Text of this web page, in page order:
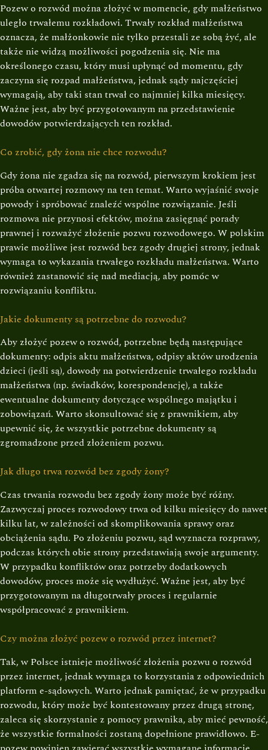
Pozew o rozwód można złożyć w momencie, gdy małżeństwo
uległo trwałemu rozkładowi. Trwały rozkład małżeństwa
oznacza, że małżonkowie nie tylko przestali ze sobą żyć, ale
także nie widzą możliwości pogodzenia się. Nie ma
określonego czasu, który musi upłynąć od momentu, gdy
zaczyna się rozpad małżeństwa, jednak sądy najczęściej
wymagają, aby taki stan trwał co najmniej kilka miesięcy.
Ważne jest, aby być przygotowanym na przedstawienie
dowodów potwierdzających ten rozkład.
Co zrobić, gdy żona nie chce rozwodu?
Gdy żona nie zgadza się na rozwód, pierwszym krokiem jest
próba otwartej rozmowy na ten temat. Warto wyjaśnić swoje
powody i spróbować znaleźć wspólne rozwiązanie. Jeśli
rozmowa nie przynosi efektów, można zasięgnąć porady
prawnej i rozważyć złożenie pozwu rozwodowego. W polskim
prawie możliwe jest rozwód bez zgody drugiej strony, jednak
wymaga to wykazania trwałego rozkładu małżeństwa. Warto
również zastanowić się nad mediacją, aby pomóc w
rozwiązaniu konfliktu.
Jakie dokumenty są potrzebne do rozwodu?
Aby złożyć pozew o rozwód, potrzebne będą następujące
dokumenty: odpis aktu małżeństwa, odpisy aktów urodzenia
dzieci (jeśli są), dowody na potwierdzenie trwałego rozkładu
małżeństwa (np. świadków, korespondencję), a także
ewentualne dokumenty dotyczące wspólnego majątku i
zobowiązań. Warto skonsultować się z prawnikiem, aby
upewnić się, że wszystkie potrzebne dokumenty są
zgromadzone przed złożeniem pozwu.
Jak długo trwa rozwód bez zgody żony?
Czas trwania rozwodu bez zgody żony może być różny.
Zazwyczaj proces rozwodowy trwa od kilku miesięcy do nawet
kilku lat, w zależności od skomplikowania sprawy oraz
obciążenia sądu. Po złożeniu pozwu, sąd wyznacza rozprawy,
podczas których obie strony przedstawiają swoje argumenty.
W przypadku konfliktów oraz potrzeby dodatkowych
dowodów, proces może się wydłużyć. Ważne jest, aby być
przygotowanym na długotrwały proces i regularnie
współpracować z prawnikiem.
Czy można złożyć pozew o rozwód przez internet?
Tak, w Polsce istnieje możliwość złożenia pozwu o rozwód
przez internet, jednak wymaga to korzystania z odpowiednich
platform e-sądowych. Warto jednak pamiętać, że w przypadku
rozwodu, który może być kontestowany przez drugą stronę,
zaleca się skorzystanie z pomocy prawnika, aby mieć pewność,
że wszystkie formalności zostaną dopełnione prawidłowo. E-